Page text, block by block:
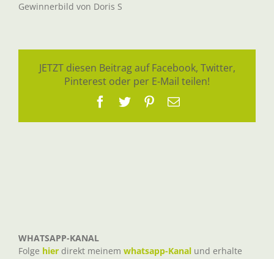
Gewinnerbild von Doris S
JETZT diesen Beitrag auf Facebook, Twitter,
Pinterest oder per E-Mail teilen!
Facebook
TwitterPinterest
E-
WHATSAPP-KANAL
Folge hier direkt meinem whatsapp-Kanal und erhalte